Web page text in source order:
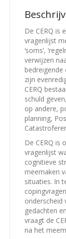
De CERQ is
vragenlijst
‘soms’,
verwijzen
bedreigende
zijn
CERQ
schuld
op andere,
planning,
De CERQ is
vragenlijst
cognitieve
meemaken
situaties. In
onderscheid
gedachten
vraagt de
na het